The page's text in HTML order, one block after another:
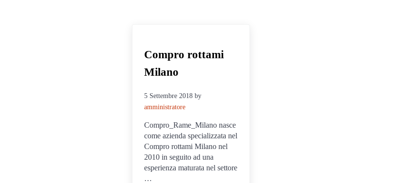
Compro rottami
Milano
5 Settembre 2018 by
amministratore
Compro_Rame_Milano nasce
come azienda specializzata nel
Compro rottami Milano nel
2010 in seguito ad una
esperienza maturata nel settore
…